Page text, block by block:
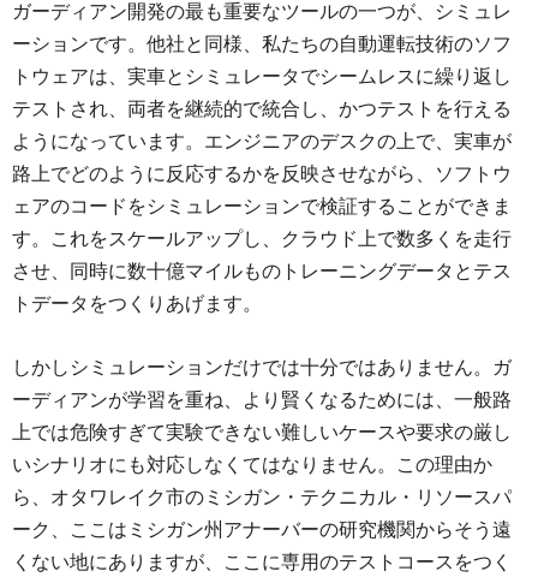
ガーディアン開発の最も重要なツールの一つが、シミュレ
ーションです。他社と同様、私たちの自動運転技術のソフ
トウェアは、実車とシミュレータでシームレスに繰り返し
テストされ、両者を継続的で統合し、かつテストを行える
ようになっています。エンジニアのデスクの上で、実車が
路上でどのように反応するかを反映させながら、ソフトウ
ェアのコードをシミュレーションで検証することができま
す。これをスケールアップし、クラウド上で数多くを走行
させ、同時に数十億マイルものトレーニングデータとテス
トデータをつくりあげます。
しかしシミュレーションだけでは十分ではありません。ガ
ーディアンが学習を重ね、より賢くなるためには、一般路
上では危険すぎて実験できない難しいケースや要求の厳し
いシナリオにも対応しなくてはなりません。この理由か
ら、オタワレイク市のミシガン・テクニカル・リソースパ
ーク、ここはミシガン州アナーバーの研究機関からそう遠
くない地にありますが、ここに専用のテストコースをつく